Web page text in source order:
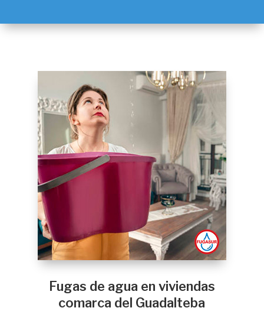
Fugas de agua en viviendas
comarca del Guadalteba